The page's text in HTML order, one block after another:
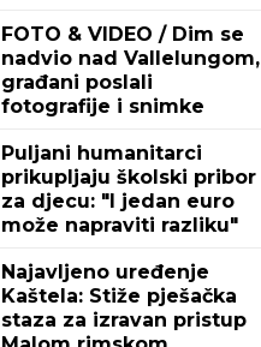
FOTO & VIDEO / Dim se
nadvio nad Vallelungom,
građani poslali
fotografije i snimke
Puljani humanitarci
prikupljaju školski pribor
za djecu: "I jedan euro
može napraviti razliku"
Najavljeno uređenje
Kaštela: Stiže pješačka
staza za izravan pristup